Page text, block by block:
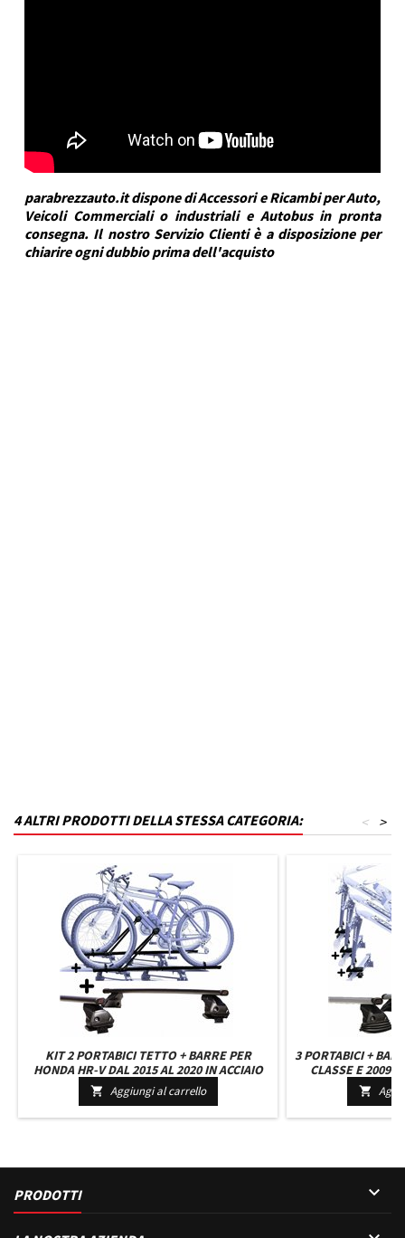
parabrezzauto.it dispone di Accessori e Ricambi per Auto,
Veicoli Commerciali o industriali e Autobus in pronta
consegna. Il nostro Servizio Clienti è a disposizione per
chiarire ogni dubbio prima dell'acquisto
4 ALTRI PRODOTTI DELLA STESSA CATEGORIA: >
<
KIT 2 PORTABICI TETTO + BARRE PER
HONDA HR-V DAL 2015 AL 2020 IN ACCIAIO
VERSATILI BARRE 127 CM + KIT ATTACCHI
MONTAGGIO FACILE
 Aggiungi al carrello
3 PORTABICI +
CLASSE E 2009
UNIVERSALI

PRODOTTI 